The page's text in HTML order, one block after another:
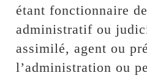
étant fonctionnaire
administratif ou
assimilé, agent ou
l’administration ou